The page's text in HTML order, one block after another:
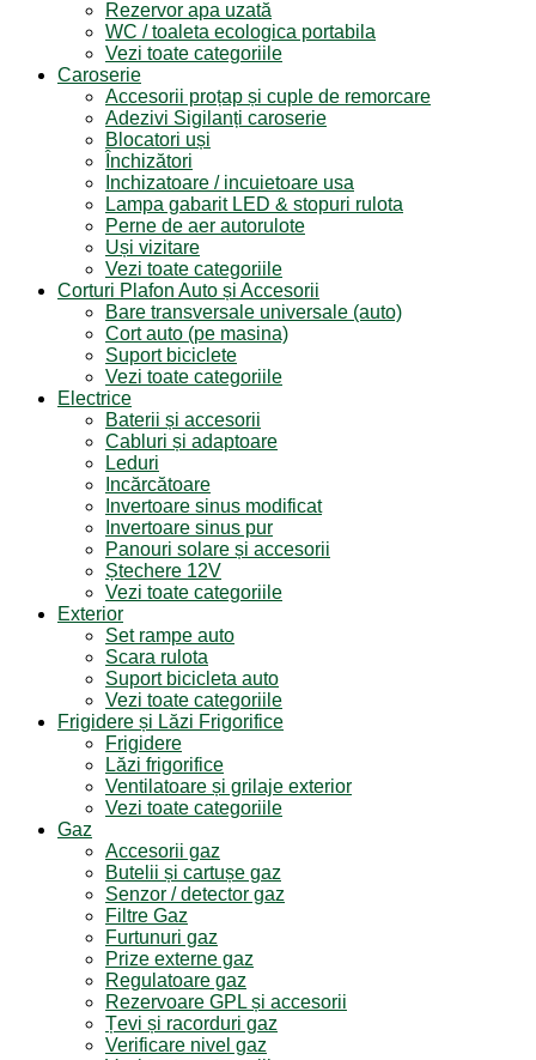
Rezervor apa uzată
WC / toaleta ecologica portabila
Vezi toate categoriile
Caroserie
Accesorii proțap și cuple de remorcare
Adezivi Sigilanți caroserie
Blocatori uși
Închizători
Inchizatoare / incuietoare usa
Lampa gabarit LED & stopuri rulota
Perne de aer autorulote
Uși vizitare
Vezi toate categoriile
Corturi Plafon Auto și Accesorii
Bare transversale universale (auto)
Cort auto (pe masina)
Suport biciclete
Vezi toate categoriile
Electrice
Baterii și accesorii
Cabluri și adaptoare
Leduri
Incărcătoare
Invertoare sinus modificat
Invertoare sinus pur
Panouri solare și accesorii
Ștechere 12V
Vezi toate categoriile
Exterior
Set rampe auto
Scara rulota
Suport bicicleta auto
Vezi toate categoriile
Frigidere și Lăzi Frigorifice
Frigidere
Lăzi frigorifice
Ventilatoare și grilaje exterior
Vezi toate categoriile
Gaz
Accesorii gaz
Butelii și cartușe gaz
Senzor / detector gaz
Filtre Gaz
Furtunuri gaz
Prize externe gaz
Regulatoare gaz
Rezervoare GPL și accesorii
Țevi și racorduri gaz
Verificare nivel gaz